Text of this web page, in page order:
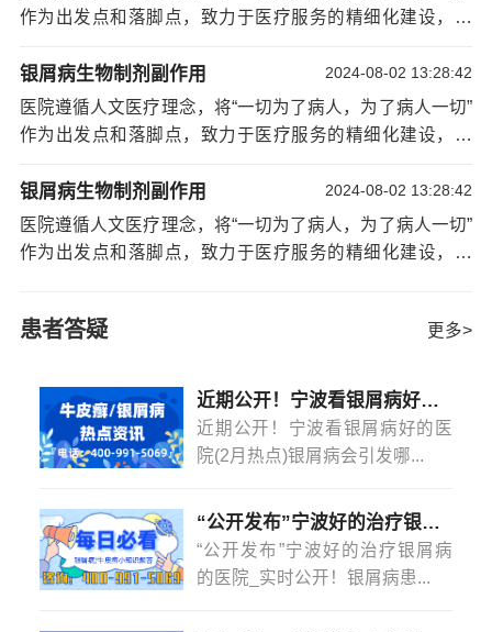
患上了牛皮癣患者是不需要过于担心的，只要好
恢复疾病，患者平时也要做好平时的防护工作，患者也可
以多锻炼身体、多吃水果与蔬菜，祝患者早日康复。
宁波要治牛皮癣去哪医院好呢{名单揭晓宁波治牛
波新世纪牛皮癣医院指出：以上就是要怎么区分牛皮癣的
好疾病的相关护理的，但对牛皮癣患者们还是要做好对症
的治疗。
作为出发点和落脚点，致力于医疗服务的精细化建设，简
绝乱收费、滥用药物等现象发生，保障患者权益。切实解
决了广大百姓“看病难、看病贵”的问题，受到[详情]
银屑病生物制剂副作用 2024-08-02 13:28:42
医院遵循人文医疗理念，将“一切为了病人，为了病人一切”
作为出发点和落脚点，致力于医疗服务的精细化建设，简
绝乱收费、滥用药物等现象发生，保障患者权益。切实解
决了广大百姓“看病难、看病贵”的问题，受到[详情]
银屑病生物制剂副作用 2024-08-02 13:28:42
医院遵循人文医疗理念，将“一切为了病人，为了病人一切”
作为出发点和落脚点，致力于医疗服务的精细化建设，简
决了广大百姓“看病难、看病贵”的问题，受到
患者答疑 更多>
近期公开！宁波看银屑病好的医院(2月热点)银屑病会引发哪些并发症？
近期公开！宁波看银屑病好的医
院(2月热点)银屑病会引发哪...
“公开发布”宁波好的治疗银屑病的医院_实时公开！银屑病患者能吃菠萝蜜吗？
“公开发布”宁波好的治疗银屑病
的医院_实时公开！银屑病患...